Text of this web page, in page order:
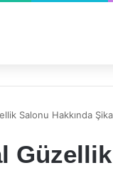
Salonu Hakkında